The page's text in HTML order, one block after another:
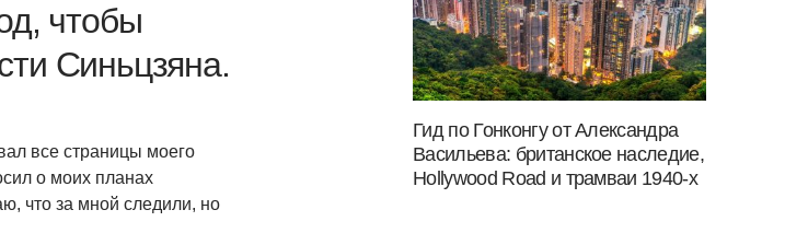
чтобы
Синьцзяна.
все страницы моего
о моих планах
что за мной следили, но
Гид по Гонконгу от Александра
Васильева: британское наследие,
Hollywood Road и трамваи 1940-х